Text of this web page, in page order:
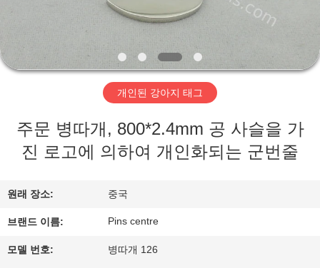
우
리
대
여
공
개인된 강아지 태그
주문 병따개, 800*2.4mm 공 사슬을 가
진 로고에 의하여 개인화되는 군번줄
원래 장소: 중국
브랜드 이름: Pins centre
모델 번호: 병따개 126